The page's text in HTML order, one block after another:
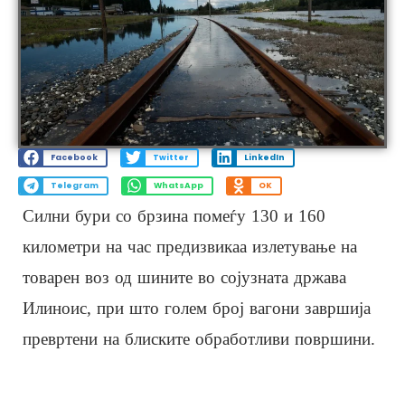
Facebook Twitter LinkedIn
Telegram WhatsApp OK
Силни бури со брзина помеѓу 130 и 160
километри на час предизвикаа излетување на
товарен воз од шините во сојузната држава
Илиноис, при што голем број вагони завршија
превртени на блиските обработливи површини.